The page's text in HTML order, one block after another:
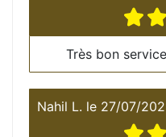
Très bon
Nahil L. le 27/07/